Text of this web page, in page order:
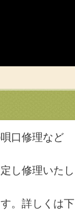
口修理など
し修理いたし
。詳しくは下